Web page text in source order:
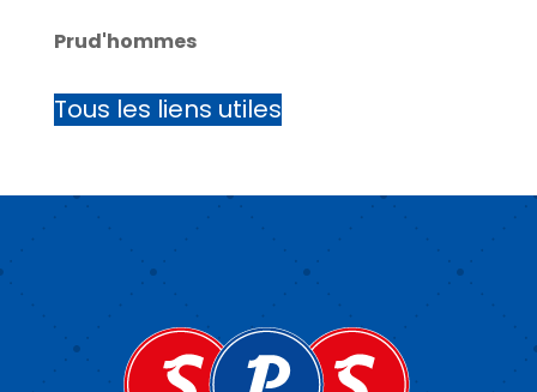
Prud'hommes
Tous les liens utiles